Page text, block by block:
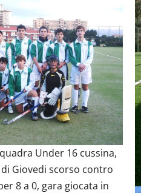
Under 16 cussina,
Giovedi scorso contro
8 a 0, gara giocata in